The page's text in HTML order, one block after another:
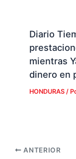
Diario
mientras
dinero en
HONDURAS/
ANTERIOR